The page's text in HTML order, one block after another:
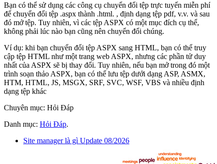
Bạn có thể sử dụng các công cụ chuyển đổi tệp trực tuyến miễn phí
để chuyển đổi tệp .aspx thành .html. , định dạng tệp pdf, v.v. và sau
đó mở tệp. Tuy nhiên, vì các tệp ASPX có một mục đích cụ thể,
không phải lúc nào bạn cũng nên chuyển đổi chúng.
Ví dụ: khi bạn chuyển đổi tệp ASPX sang HTML, bạn có thể truy
cập tệp HTML như một trang web ASPX, nhưng các phần tử duy
nhất của ASPX sẽ bị thay đổi. Tuy nhiên, nếu bạn mở trong đó một
trình soạn thảo ASPX, bạn có thể lưu tệp dưới dạng ASP, ASMX,
HTM, HTML, JS, MSGX, SRF, SVC, WSF, VBS và nhiều định
dạng tệp khác
Chuyên mục: Hỏi Đáp
Danh mục: Hỏi Đáp.
Site manager là gì Update 08/2026